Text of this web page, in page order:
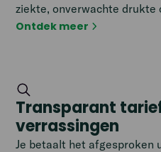
ziekte, onverwachte drukte
Ontdek meer
Transparant
verrassingen
Je betaalt het afgesproken